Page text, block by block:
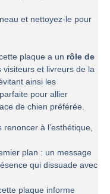
et nettoyez-le pour
plaque a un rôle de
visiteurs et livreurs de la
ainsi les
pour allier
de chien préférée.
à l’esthétique,
plan : un message
qui dissuade avec
plaque informe